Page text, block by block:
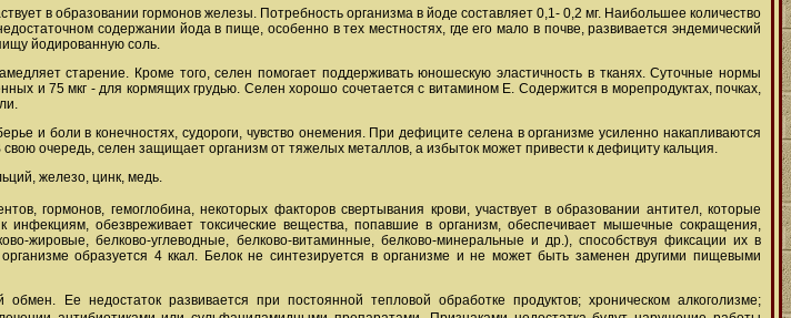
в образовании гормонов железы. Потребность организма в йоде составляет 0,1- 0,2 мг. Наибольшее количество
содержании йода в пище, особенно в тех местностях, где его мало в почве, развивается эндемический
йодированную соль.
старение. Кроме того, селен помогает поддерживать юношескую эластичность в тканях. Суточные нормы
и 75 мкг - для кормящих грудью. Селен хорошо сочетается с витамином Е. Содержится в морепродуктах, почках,
и боли в конечностях, судороги, чувство онемения. При дефиците селена в организме усиленно накапливаются
очередь, селен защищает организм от тяжелых металлов, а избыток может привести к дефициту кальция.
железо, цинк, медь.
гормонов, гемоглобина, некоторых факторов свертывания крови, участвует в образовании антител, которые
обезвреживает токсические вещества, попавшие в организм, обеспечивает мышечные сокращения,
жировые, белково-углеводные, белково-витаминные, белково-минеральные и др.), способствуя фиксации их в
образуется 4 ккал. Белок не синтезируется в организме и не может быть заменен другими пищевыми
Ее недостаток развивается при постоянной тепловой обработке продуктов; хроническом алкоголизме;